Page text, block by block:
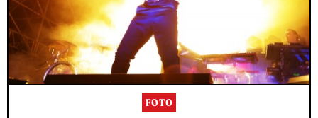
FOTO